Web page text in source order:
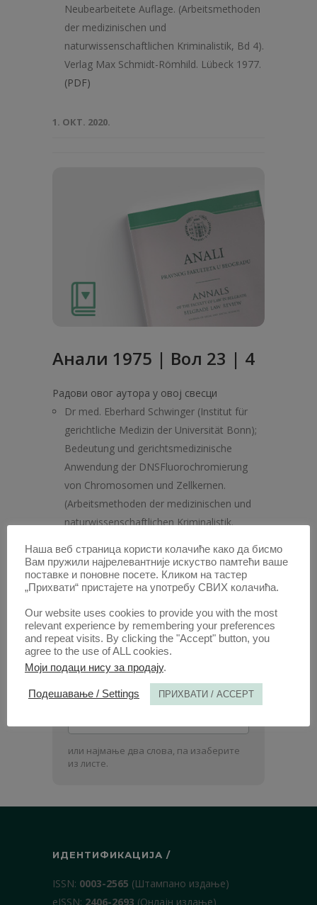
Neubearbeitete Auflage. (Arbeitsmethoden
der medizinischen und
naturwissenschaftlichen Kriminalistik, Bd 4).
Verlag Max Schmidt-Römhild. Lübeck 1977.
(PDF)
1. ОКТ. 2020.
Анaли 1975 | Вол 23 | 4
Радови овог аутора у овој свесци
Dr med. Eberhard Schwinger (Institut für
gerichtliche Medizin der Universität Bonn);
Bedeutung und gerichtsmedizinische
Anwendung der DNSFluorochromierung
von Chromosomen und Zellkernen.
(Arbeitsmethoden der medizinischen und
naturwissenschaftlichen Kriminalistik.
Band 13). Verlag Max Schmidt-Römhild,
Lübeck, 1975. (PDF)
1. ОКТ. 2020.
ПОТРАЖИТЕ АУТОРА /
име
и
презиме
или најмање два слова, па изаберите
из листе.
ИДЕНТИФИКАЦИЈА /
ISSN: 0003-2565 (Штампано издање)
еISSN: 2406-2693 (Онлајн издање)
Наша веб страница користи колачиће како да бисмо
Вам пружили најрелевантније искуство памтећи ваше
поставке и поновне посете. Кликом на тастер
„Прихвати“ пристајете на употребу СВИХ колачића.
Our website uses cookies to provide you with the most
relevant experience by remembering your preferences
and repeat visits. By clicking the "Accept" button, you
agree to the use of ALL cookies.
Моји подаци нису за продају.
Подешавање / Settings ПРИХВАТИ / ACCEPT